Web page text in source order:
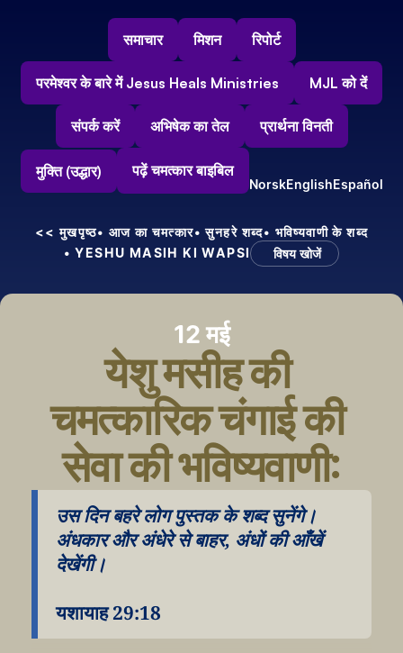
समाचार मिशन रिपोर्ट
परमेश्वर के बारे में Jesus Heals Ministries MJL को दें
संपर्क करें अभिषेक का तेल प्रार्थना विनती
मुक्ति (उद्धार) पढ़ें चमत्कार बाइबिल
NorskEnglishEspañol
<< मुखपृष्ठ• आज का चमत्कार• सुनहरे शब्द• भविष्यवाणी के शब्द
• YESHU MASIH KI WAPSI
विषय खोजें
12 मई
येशु मसीह की
चमत्कारिक चंगाई की
सेवा की भविष्यवाणी:
उस दिन बहरे लोग पुस्तक के शब्द सुनेंगे।
अंधकार और अंधेरे से बाहर, अंधों की आँखें
देखेंगी।
यशायाह 29:18